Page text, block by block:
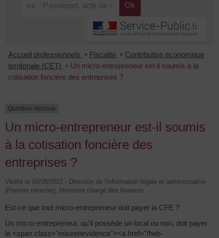
Accueil professionnels > Fiscalité > Contribution économique
territoriale (CET)
> Un micro-entrepreneur est-il soumis à la
cotisation foncière des entreprises ?
Question-réponse
Un micro-entrepreneur est-il soumis
à la cotisation foncière des
entreprises ?
Vérifié le 05/08/2022 - Direction de l'information légale et administrative
(Premier ministre), Ministère chargé des finances
Est-ce que tout micro-entrepreneur doit payer la CFE ?
Un micro-entrepreneur, qu'il possède un local ou non, doit payer
la <span class="miseenevidence"><a href="/heb-